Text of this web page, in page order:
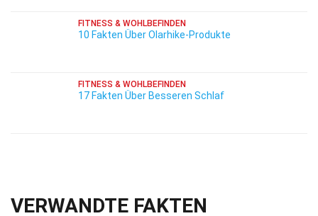
FITNESS & WOHLBEFINDEN
10 Fakten Über Olarhike-Produkte
FITNESS & WOHLBEFINDEN
17 Fakten Über Besseren Schlaf
VERWANDTE FAKTEN